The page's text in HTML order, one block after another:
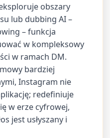
obszary
lub dubbing AI –
– funkcja
w kompleksowy
w ramach DM.
bardziej
Instagram nie
redefiniuje
w erze cyfrowej,
jest usłyszany i